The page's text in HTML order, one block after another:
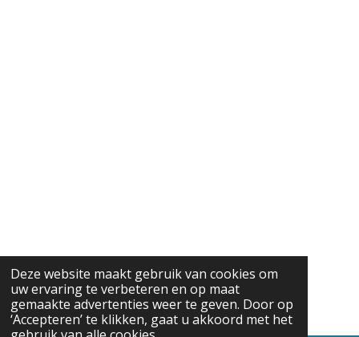
Deze website maakt gebruik van cookies om
uw ervaring te verbeteren en op maat
gemaakte advertenties weer te geven. Door op
‘Accepteren’ te klikken, gaat u akkoord met het